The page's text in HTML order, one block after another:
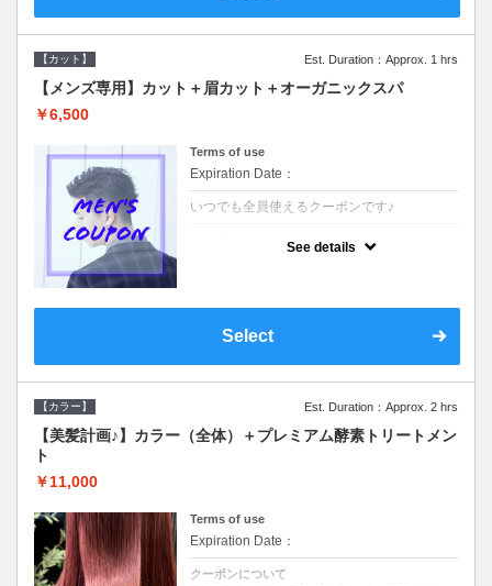
【カット】 Est. Duration：Approx. 1 hrs
【メンズ専用】カット＋眉カット＋オーガニックスパ
￥6,500
Terms of use
Expiration Date：
いつでも全員使えるクーポンです♪
気軽なスパです☆
See details
Select
【カラー】 Est. Duration：Approx. 2 hrs
【美髪計画♪】カラー（全体）＋プレミアム酵素トリートメン
ト
￥11,000
Terms of use
Expiration Date：
クーポンについて